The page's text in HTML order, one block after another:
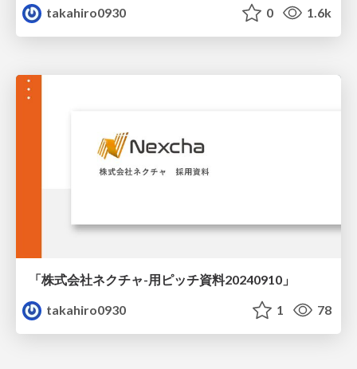
takahiro0930 0 1.6k
「株式会社ネクチャ-用ピッチ資料20240910」
takahiro0930
1 78